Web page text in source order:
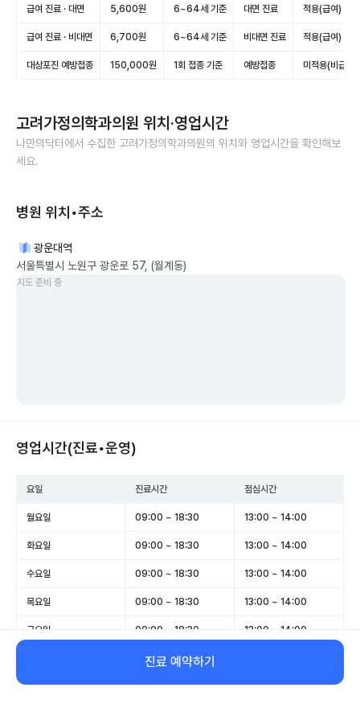
급여 진료 · 대면 5,600원 6~64세 기준 대면 진료 적용(급여)
급여 진료 · 비대면 6,700원 6~64세 기준 비대면 진료 적용(급여)
대상포진 예방접종 150,000원 1회 접종 기준 예방접종 미적용(비급여)
고려가정의학과의원 위치·영업시간
나만의닥터에서 수집한 고려가정의학과의원의 위치와 영업시간을 확인해보
세요.
병원 위치•주소
광운대역
서울특별시 노원구 광운로 57, (월계동)
지도 준비 중
영업시간(진료•운영)
요일 진료시간 점심시간
월요일 09:00 ~ 18:30 13:00 ~ 14:00
화요일 09:00 ~ 18:30 13:00 ~ 14:00
수요일 09:00 ~ 18:30 13:00 ~ 14:00
목요일 09:00 ~ 18:30 13:00 ~ 14:00
금요일 09:00 ~ 18:30 13:00 ~ 14:00
09:00 ~ 13:00
일요일 휴무 -
진료 예약하기